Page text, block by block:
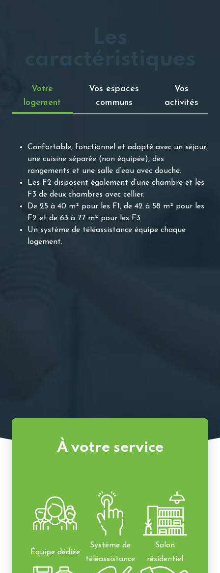
Les
caractéristiques
Votre
logement
Vos espaces
communs
Vos
activités
Confortable, fonctionnel et adapté avec un séjour,
une cuisine séparée (non équipée), des
rangements et une salle d’eau avec douche.
Les F2 disposent également d’une chambre et les
F3 de deux chambres avec cellier.
De 25 à 40 m² pour les F1, de 42 à 58 m² pour les
F2 et de 63 à 77 m² pour les F3.
Un système de téléassistance équipe chaque
logement.
À votre service
Équipe dédiée
Système de
téléassistance
Salon
résidentiel